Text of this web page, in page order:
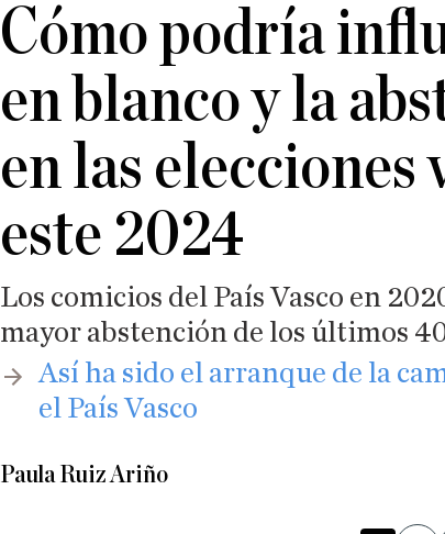
Cómo podría
en blanco y la
en las elecciones
este 2024
Los comicios del País Vasco en
mayor abstención de los últimos
​Así ha sido el arranque de la
el País Vasco
Paula Ruiz Ariño